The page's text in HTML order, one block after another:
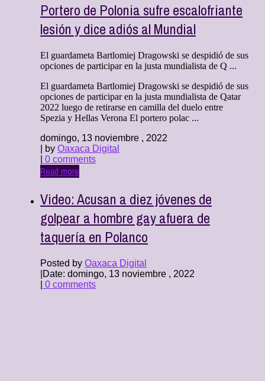
Portero de Polonia sufre escalofriante
lesión y dice adiós al Mundial
El guardameta Bartlomiej Dragowski se despidió de sus
opciones de participar en la justa mundialista de Q ...
El guardameta Bartlomiej Dragowski se despidió de sus
opciones de participar en la justa mundialista de Qatar
2022 luego de retirarse en camilla del duelo entre
Spezia y Hellas Verona El portero polac ...
domingo, 13 noviembre , 2022
| by Oaxaca Digital
0 comments
Read more
Video: Acusan a diez jóvenes de
golpear a hombre gay afuera de
taquería en Polanco
Posted by Oaxaca Digital
Date: domingo, 13 noviembre , 2022
0 comments